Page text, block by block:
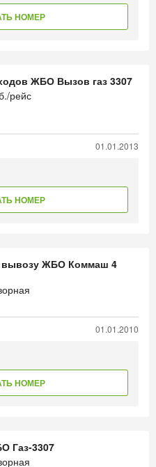
НОМЕР
ЖБО Вызов газ 3307
рейс
01.01.2013
НОМЕР
вывозу ЖБО Коммаш 4
01.01.2010
НОМЕР
Газ-3307